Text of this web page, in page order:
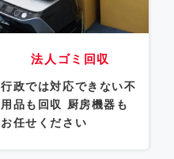
法人ゴミ回収
行政では対応できない不
用品も回収
厨房機器も
お任せください